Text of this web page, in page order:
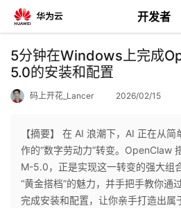
开发者
返
回
个
人
我
5分钟在Windows上完成
5.0的安装和配置
码上开花_Lancer 2026/02/15
【摘要】 在 AI 浪潮下，AI 正在从简
作的“数字劳动力”转变。OpenClaw
M-5.0，正是实现这一转变的强大组
“黄金搭档”的魅力，并手把手教你通
完成安装和配置，让你亲手打造出属